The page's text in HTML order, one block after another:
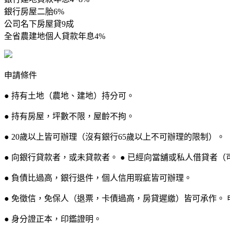
銀行房屋二胎6%
公司名下房屋貸9成
全省農建地個人貸款年息4%
申請條件
● 持有土地（農地、建地）持分可。
● 持有房屋，坪數不限，屋齡不拘。
● 20歲以上皆可辦理（沒有銀行65歲以上不可辦理的限制）。
● 向銀行貸款者，或未貸款者。 ● 已經向當舖或私人借貸者（
● 負債比過高，銀行退件，個人信用瑕疵皆可辦理。
● 免徵信，免保人（退票，卡債過高，房貸遲繳）皆可承作。
● 身分證正本，印鑑證明。